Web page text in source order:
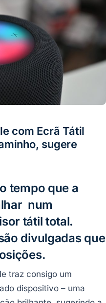
com Ecrã Tátil
sugere
tempo que a
num
tátil total.
divulgadas que
traz consigo um
dispositivo – uma